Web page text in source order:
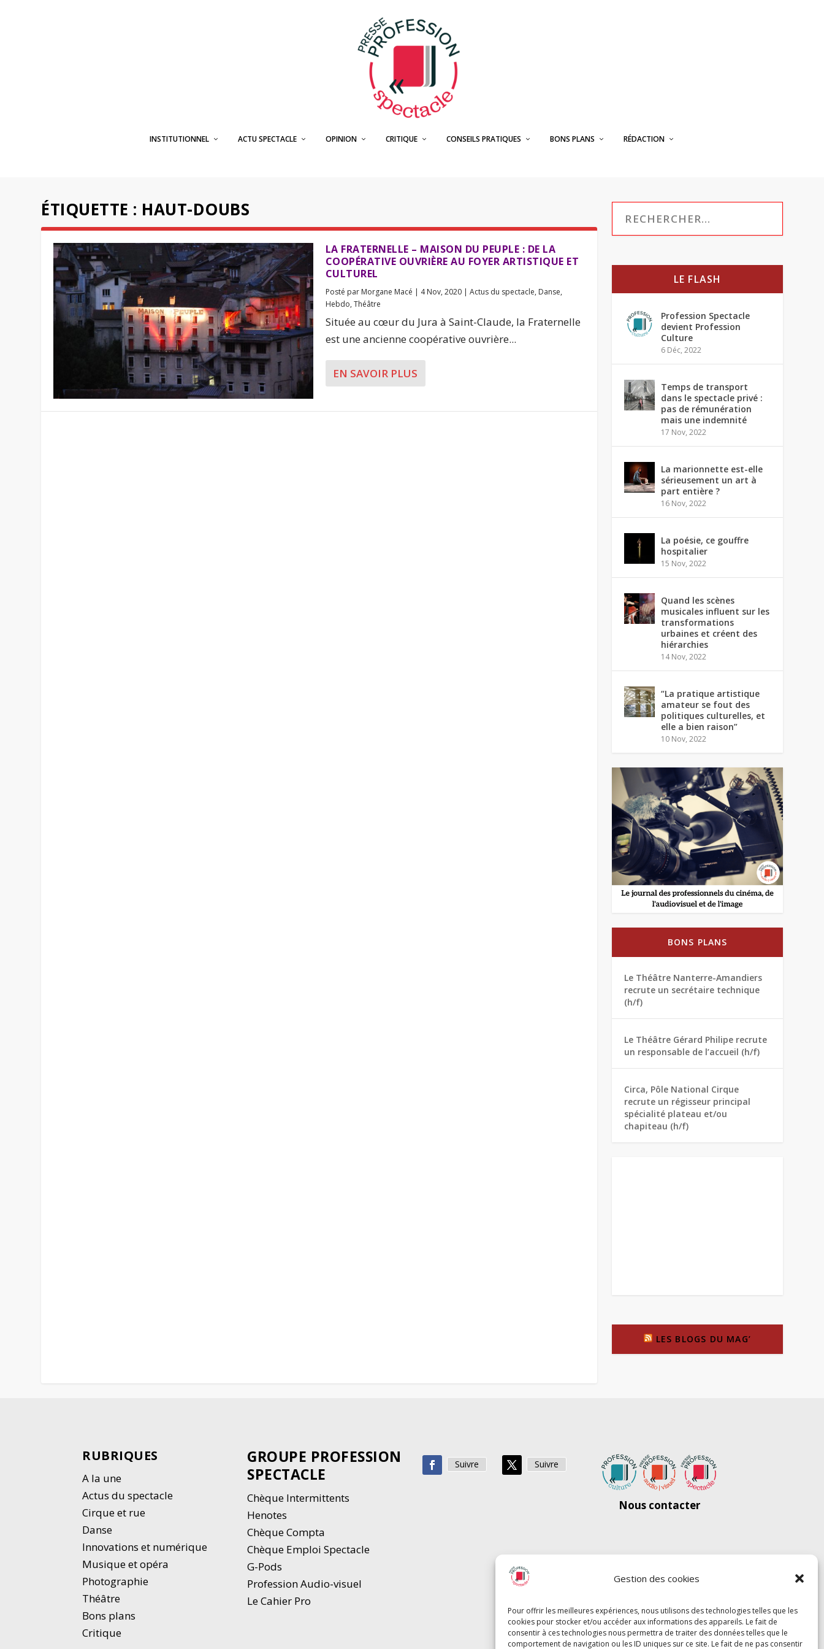
Gestion des cookies
Pour offrir les meilleures expériences, nous utilisons des technologies telles que les
cookies pour stocker et/ou accéder aux informations des appareils. Le fait de
consentir à ces technologies nous permettra de traiter des données telles que le
comportement de navigation ou les ID uniques sur ce site. Le fait de ne pas consentir
INSTITUTIONNEL ACTU SPECTACLE OPINION CRITIQUE CONSEILS PRATIQUES BONS PLANS RÉDACTION
ÉTIQUETTE : HAUT-DOUBS
LA FRATERNELLE – MAISON DU PEUPLE : DE LA
COOPÉRATIVE OUVRIÈRE AU FOYER ARTISTIQUE ET
CULTUREL
Posté par Morgane Macé | 4 Nov, 2020| Actus du spectacle, Danse,
Hebdo, Théâtre
Située au cœur du Jura à Saint-Claude, la Fraternelle
est une ancienne coopérative ouvrière...
EN SAVOIR PLUS
LE FLASH
Profession Spectacle
devient Profession
Culture
6 Déc, 2022
Temps de transport
dans le spectacle privé :
pas de rémunération
mais une indemnité
17 Nov, 2022
La marionnette est-elle
sérieusement un art à
part entière ?
16 Nov, 2022
La poésie, ce gouffre
hospitalier
15 Nov, 2022
Quand les scènes
musicales influent sur les
transformations
urbaines et créent des
hiérarchies
14 Nov, 2022
“La pratique artistique
amateur se fout des
politiques culturelles, et
elle a bien raison”
10 Nov, 2022
BONS PLANS
Le Théâtre Nanterre-Amandiers
recrute un secrétaire technique
(h/f)
Le Théâtre Gérard Philipe recrute
un responsable de l’accueil (h/f)
Circa, Pôle National Cirque
recrute un régisseur principal
spécialité plateau et/ou
chapiteau (h/f)
LES BLOGS DU MAG’
RUBRIQUES
A la une
Actus du spectacle
Cirque et rue
Danse
Innovations et numérique
Musique et opéra
Photographie
Théâtre
Bons plans
Critique
GROUPE PROFESSION
SPECTACLE
Chèque Intermittents
Henotes
Chèque Compta
Chèque Emploi Spectacle
G-Pods
Profession Audio-visuel
Le Cahier Pro
Suivre Suivre
Nous contacter